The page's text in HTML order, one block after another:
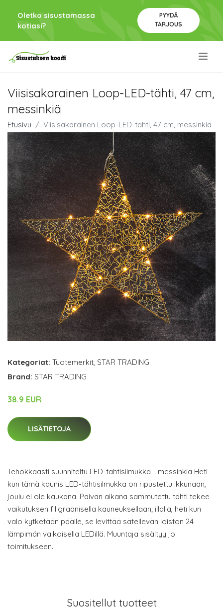
Oletko sisustamassa
kotiasi?
PYYDÄ
TARJOUS
Viisisakarainen Loop-LED-tähti, 47 cm,
messinkiä
Etusivu Viisisakarainen Loop-LED-tähti, 47 cm, messinkiä
Kategoriat: Tuotemerkit, STAR TRADING
Brand: STAR TRADING
38.9 EUR
LISÄTIETOJA
Tehokkaasti suunniteltu LED-tähtisilmukka - messinkiä Heti
kun tämä kaunis LED-tähtisilmukka on ripustettu ikkunaan,
joulu ei ole kaukana. Päivän aikana sammutettu tähti tekee
vaikutuksen filigraanisella kauneuksellaan; illalla, heti kun
valo kytketään päälle, se levittää säteilevän loiston 24
lämpimän valkoisella LEDillä. Muuntaja sisältyy jo
toimitukseen.
Suositellut tuotteet